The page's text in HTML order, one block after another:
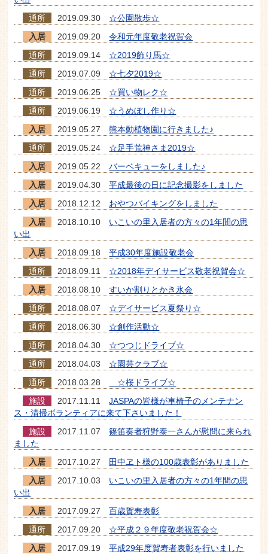
通所
2019.09.30 ☆公園散歩☆
入居
2019.09.20令和元年度敬老祝賀会
通所
2019.09.14 ☆2019飾り馬☆
通所
2019.07.09 ☆七夕2019☆
通所
2019.06.25 ☆買い物レク☆
通所
2019.06.19 ☆うめぼし作り☆
入居
2019.05.27熊本動植物園に行きました♪
通所
2019.05.24 ☆足手荒神さま2019☆
入居
2019.05.22バーベキューをしました♪
入居
2019.04.30平成最後の日に記念撮影をしました
入居
2018.12.12 おやつバイキングをしました
入居
2018.10.10 いこいの里入居者の方々の1年間の思
い出
入居
2018.09.18平成30年度施設敬老会
通所
2018.09.11 ☆2018年デイサービス敬老祝賀会☆
入居
2018.08.10すいか割りとかき氷会
通所
2018.08.07 ☆デイサービス夏祭り☆
通所
2018.06.30 ☆創作活動☆
通所
2018.04.30 ☆つつじドライブ☆
通所
2018.04.03 ☆園芸クラブ☆
通所
2018.03.28
☆桜ドライブ☆
施設
2017.11.11JASPAの皆様が車椅子のメンテナン
ス・清掃ボランティアに来て下さいました！
施設
2017.11.07篠笛奏者狩野泰一さんが慰問に来られ
ました
入居
2017.10.27 田中ヱト様の100歳表彰がありました
入居
2017.10.03 いこいの里入居者の方々の1年間の思
い出
入居
2017.09.27百歳賀寿表彰
通所
2017.09.20 ☆平成２９年度敬老祝賀会☆
入居
2017.09.19平成29年度賀寿者表彰を行いました